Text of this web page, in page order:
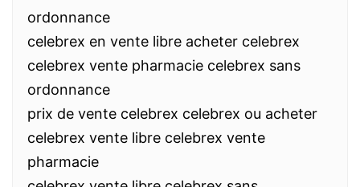
ordonnance
celebrex en vente libre acheter celebrex
celebrex vente pharmacie celebrex sans
ordonnance
prix de vente celebrex celebrex ou acheter
celebrex vente libre celebrex vente
pharmacie